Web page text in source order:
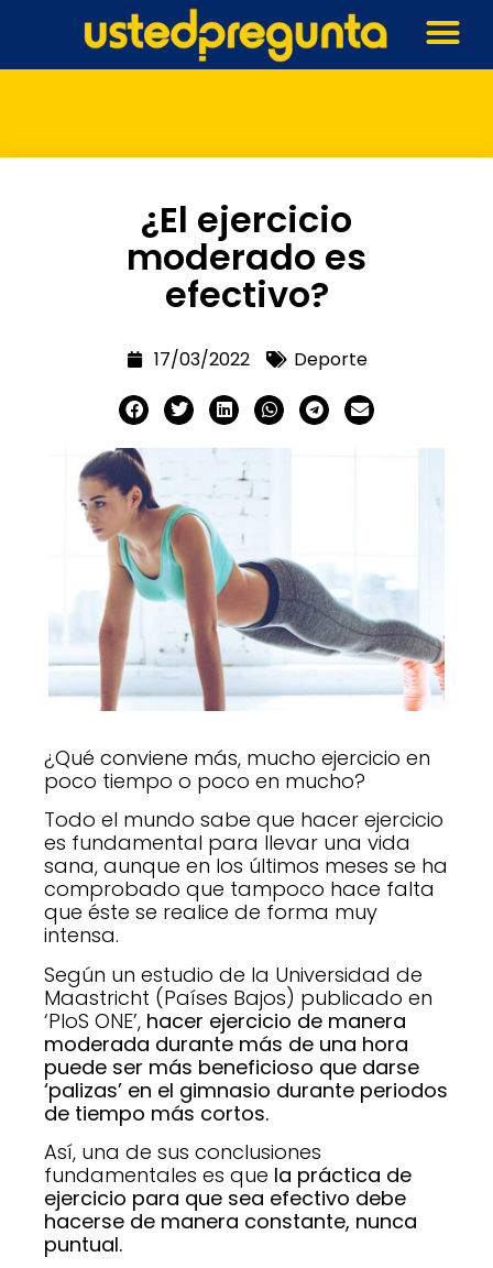
¿El ejercicio
moderado es
efectivo?
17/03/2022 Deporte
¿Qué conviene más, mucho ejercicio en
poco tiempo o poco en mucho?
Todo el mundo sabe que hacer ejercicio
es fundamental para llevar una vida
sana, aunque en los últimos meses se ha
comprobado que tampoco hace falta
que éste se realice de forma muy
intensa.
Según un estudio de la Universidad de
Maastricht (Países Bajos) publicado en
‘PloS ONE’, hacer ejercicio de manera
moderada durante más de una hora
puede ser más beneficioso que darse
‘palizas’ en el gimnasio durante periodos
de tiempo más cortos.
Así, una de sus conclusiones
fundamentales es que la práctica de
ejercicio para que sea efectivo debe
hacerse de manera constante, nunca
puntual.